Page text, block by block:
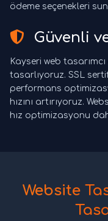
ödeme seçenekleri
Güvenli
Kayseri web
tasarlıyoruz. SSL
performans
hızını artırıyoruz.
hız optimizasyonu
Website